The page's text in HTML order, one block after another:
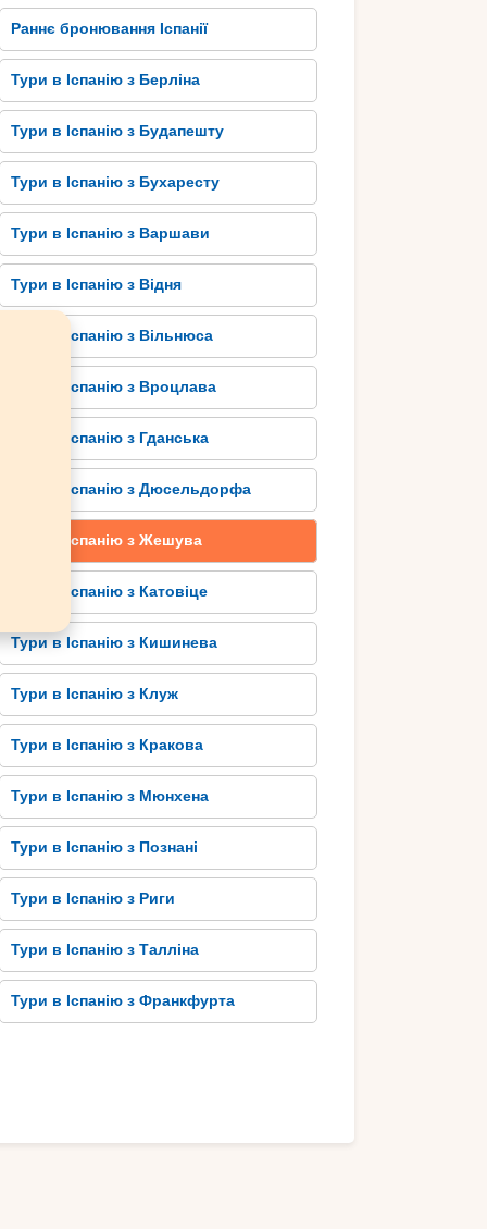
Раннє бронювання Іспанії
Тури в Іспанію з Берліна
Тури в Іспанію з Будапешту
Тури в Іспанію з Бухаресту
Тури в Іспанію з Варшави
Тури в Іспанію з Відня
Тури в Іспанію з Вільнюса
Тури в Іспанію з Вроцлава
Тури в Іспанію з Гданська
Тури в Іспанію з Дюсельдорфа
Тури в Іспанію з Жешува
Тури в Іспанію з Катовіце
Тури в Іспанію з Кишинева
Тури в Іспанію з Клуж
Тури в Іспанію з Кракова
Тури в Іспанію з Мюнхена
Тури в Іспанію з Познані
Тури в Іспанію з Риги
Тури в Іспанію з Талліна
Тури в Іспанію з Франкфурта